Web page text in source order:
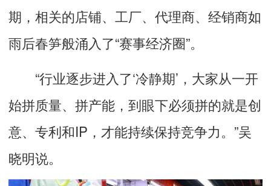
期，相关的店铺、工厂、代理商、经销商如
雨后春笋般涌入了“赛事经济圈”。
“行业逐步进入了‘冷静期’，大家从一开
始拼质量、拼产能，到眼下必须拼的就是创
意、专利和IP，才能持续保持竞争力。”吴
晓明说。